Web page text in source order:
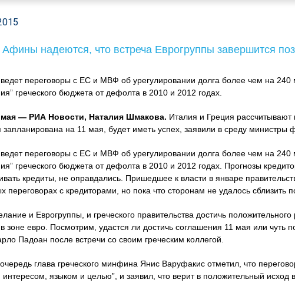
надеются, что встреча Еврогруппы завершится
переговоры с ЕС и МВФ об урегулировании долга более чем на
греческого бюджета от дефолта в 2010 и 2012 годах.
— РИА Новости, Наталия Шмакова. Италия и Греция рассчитывают
запланирована на 11 мая, будет иметь успех, заявили в среду министры
переговоры с ЕС и МВФ об урегулировании долга более чем на
греческого бюджета от дефолта в 2010 и 2012 годах. Прогнозы
кредиты, не оправдались. Пришедшее к власти в январе
переговорах с кредиторами, но пока что сторонам не удалось сблизить
и Еврогруппы, и греческого правительства достичь
зоне евро. Посмотрим, удастся ли достичь соглашения 11 мая или чуть
Падоан после встречи со своим греческим коллегой.
глава греческого минфина Янис Варуфакис отметил, что
языком и целью”, и заявил, что верит в положительный исход